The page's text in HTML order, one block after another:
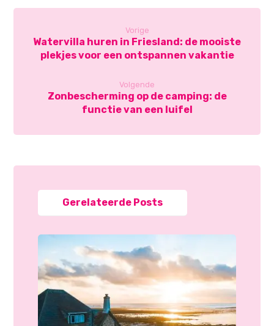
Vorige
Watervilla huren in Friesland: de mooiste
plekjes voor een ontspannen vakantie
Volgende
Zonbescherming op de camping: de
functie van een luifel
Gerelateerde Posts